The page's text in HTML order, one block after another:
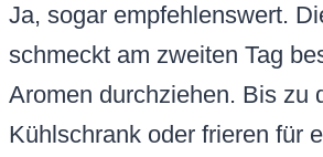
Ja, sogar empfehlenswert.
schmeckt am zweiten Tag
Aromen durchziehen. Bis zu
Kühlschrank oder frieren für